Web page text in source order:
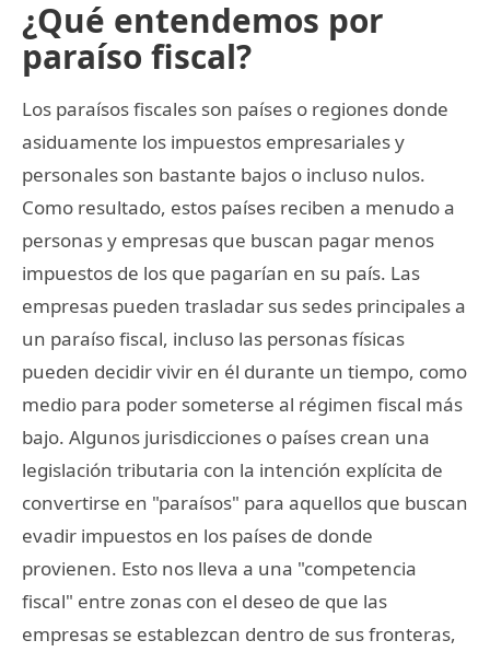
¿Qué entendemos por
paraíso fiscal?
Los paraísos fiscales son países o regiones donde
asiduamente los impuestos empresariales y
personales son bastante bajos o incluso nulos.
Como resultado, estos países reciben a menudo a
personas y empresas que buscan pagar menos
impuestos de los que pagarían en su país. Las
empresas pueden trasladar sus sedes principales a
un paraíso fiscal, incluso las personas físicas
pueden decidir vivir en él durante un tiempo, como
medio para poder someterse al régimen fiscal más
bajo. Algunos jurisdicciones o países crean una
legislación tributaria con la intención explícita de
convertirse en "paraísos" para aquellos que buscan
evadir impuestos en los países de donde
provienen. Esto nos lleva a una "competencia
fiscal" entre zonas con el deseo de que las
empresas se establezcan dentro de sus fronteras,